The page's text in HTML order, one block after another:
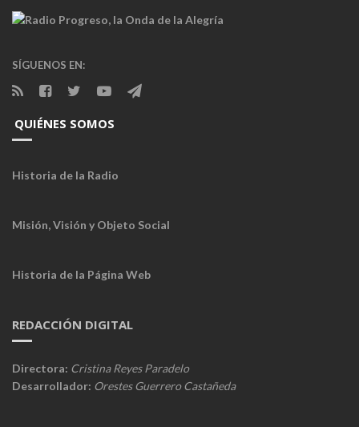
SÍGUENOS EN:
QUIÉNES SOMOS
Historia de la Radio
Misión, Visión y Objeto Social
Historia de la Página Web
REDACCIÓN DIGITAL
Directora: Cristina Reyes Paradelo
Desarrollador: Orestes Guerrero Castañeda